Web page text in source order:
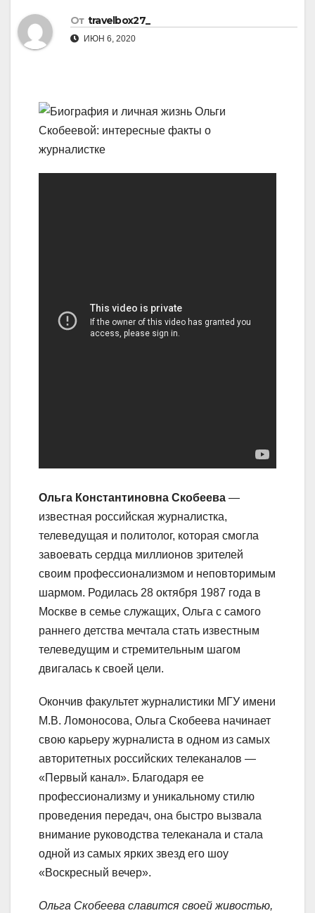
От travelbox27_
ИЮН 6, 2020
Ольга Константиновна Скобеева —
известная российская журналистка,
телеведущая и политолог, которая смогла
завоевать сердца миллионов зрителей
своим профессионализмом и неповторимым
шармом. Родилась 28 октября 1987 года в
Москве в семье служащих, Ольга с самого
раннего детства мечтала стать известным
телеведущим и стремительным шагом
двигалась к своей цели.
Окончив факультет журналистики МГУ имени
М.В. Ломоносова, Ольга Скобеева начинает
свою карьеру журналиста в одном из самых
авторитетных российских телеканалов —
«Первый канал». Благодаря ее
профессионализму и уникальному стилю
проведения передач, она быстро вызвала
внимание руководства телеканала и стала
одной из самых ярких звезд его шоу
«Воскресный вечер».
Ольга Скобеева славится своей живостью,